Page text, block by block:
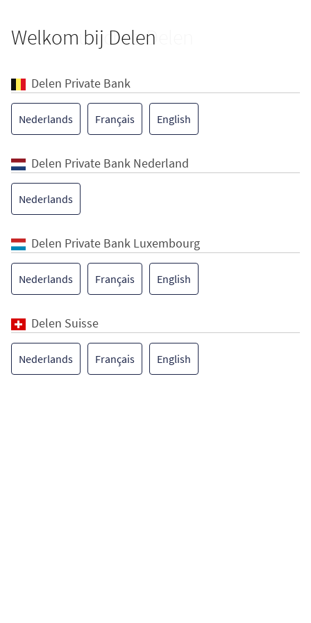
Welkom bij Delen
Bienvenue chez Delen
Delen Private Bank
Nederlands Français English
Delen Private Bank Nederland
Nederlands
Delen Private Bank Luxembourg
Nederlands Français English
Delen Suisse
Nederlands Français English